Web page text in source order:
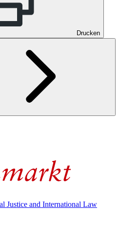
Drucken
Justice and International Law